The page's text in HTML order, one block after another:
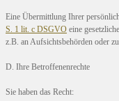
Eine Übermittlung Ihrer
S. 1 lit. c DSGVO eine
z.B. an Aufsichtsbehörden oder
D. Ihre Betroffenenrechte
Sie haben das Recht: